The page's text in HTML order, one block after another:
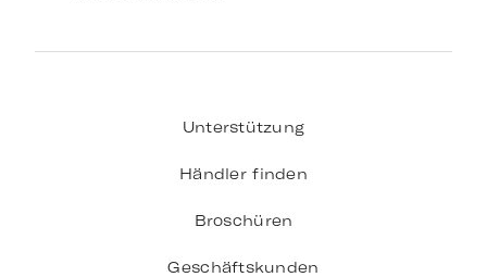
Unterstützung
Händler finden
Broschüren
Geschäftskunden